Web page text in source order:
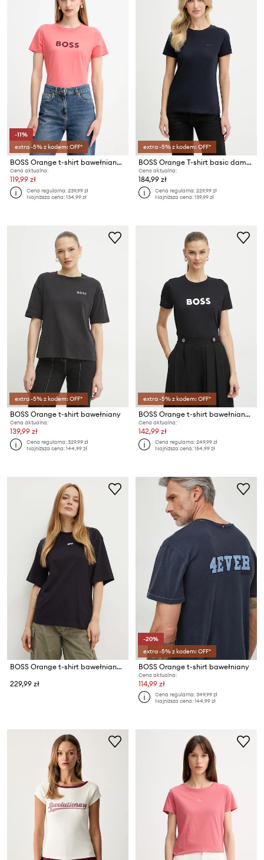
-11%
extra -5% z kodem: OFF*
BOSS Orange t-shirt bawełniany C_Elogo_5
Cena aktualna:
119,99 zł
Cena regularna:239,99 zł
Najniższa cena:134,99 zł
extra -5% z kodem: OFF*
BOSS Orange T-shirt basic damski bawełniany C Esogo 1
Cena aktualna:
184,99 zł
Cena regularna:229,99 zł
Najniższa cena:139,99 zł
extra -5% z kodem: OFF*
BOSS Orange t-shirt bawełniany
Cena aktualna:
139,99 zł
Cena regularna:329,99 zł
Najniższa cena:144,99 zł
extra -5% z kodem: OFF*
BOSS Orange t-shirt bawełniany C_Elogo_5
Cena aktualna:
142,99 zł
Cena regularna:249,99 zł
Najniższa cena:154,99 zł
BOSS Orange t-shirt bawełniany C Enis Small Logo
229,99 zł
-20%
extra -5% z kodem: OFF*
BOSS Orange t-shirt bawełniany
Cena aktualna:
114,99 zł
Cena regularna:349,99 zł
Najniższa cena:144,99 zł